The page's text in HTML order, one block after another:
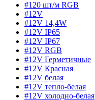
#120 шт/м RGB
#12V
#12V 14,4W
#12V IP65
#12V IP67
#12V RGB
#12V Герметичные
#12V Красная
#12V белая
#12V тепло-белая
#12V холодно-белая